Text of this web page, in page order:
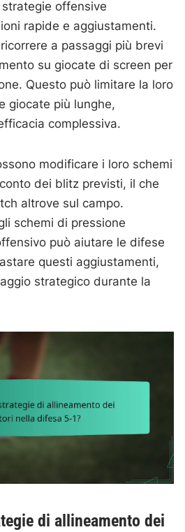
offensive
rapide e aggiustamenti.
a passaggi più brevi
su giocate di screen per
Questo può limitare la loro
giocate più lunghe,
complessiva.
modificare i loro schemi
dei blitz previsti, il che
altrove sul campo.
schemi di pressione
può aiutare le difese
questi aggiustamenti,
strategico durante la
di allineamento dei